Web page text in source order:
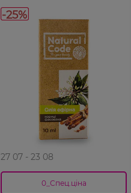
-25%
27 07 - 23 08
0_Спец.ціна